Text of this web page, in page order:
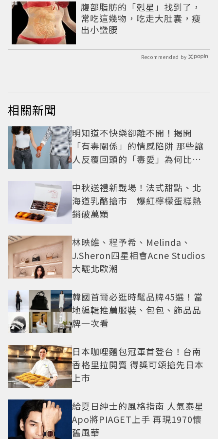
腹部脂肪的「剋星」找到了，
常吃這幾物，吃走大肚囊，瘦
出小蠻腰
PR
Recommended by
相關新聞
明知道不快樂卻離不開！揭開
「有毒關係」的情感陷阱 那些讓
人反覆回頭的「毒愛」為何比菸
中秋送禮新戰場！法式甜點、北
海道乳酪搶市 爆紅檸檬蛋糕熱
銷破萬顆
林映維、程予希、Melinda、
J.Sheron四星相會Acne Studios
大曬北歐潮
韓國首爾必逛時髦品牌45選！當
地編輯推薦服裝、包包、飾品品
牌一次看
日本咖哩麵包冠軍首登台！台南
香格里拉開賣 得獎可頌搶先日本
上市
給夏日紳士的風格指南 人氣泰星
Apo將PIAGET上手 再現1970懷
舊風華